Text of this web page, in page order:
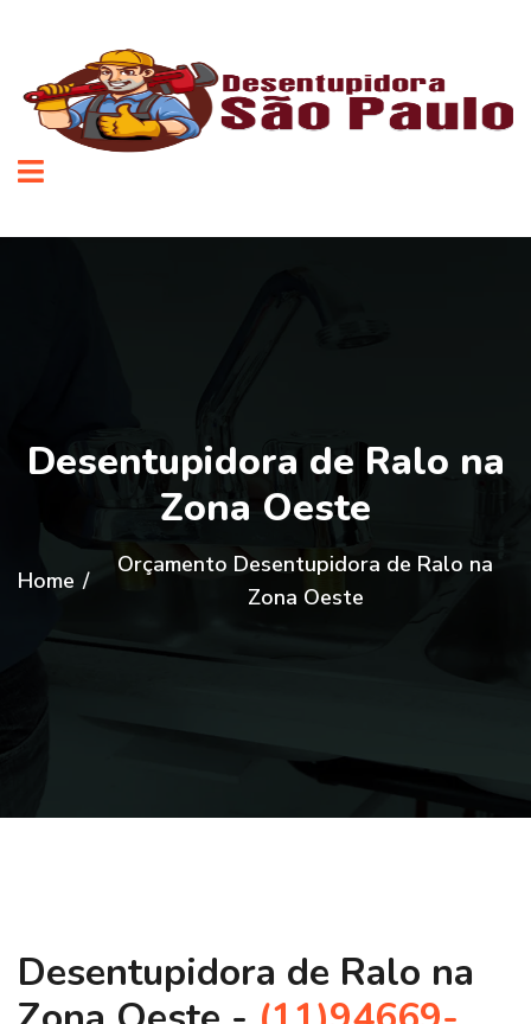
Desentupidora de Ralo na
Zona Oeste
Home /
Orçamento Desentupidora de Ralo na
Zona Oeste
Desentupidora de Ralo na